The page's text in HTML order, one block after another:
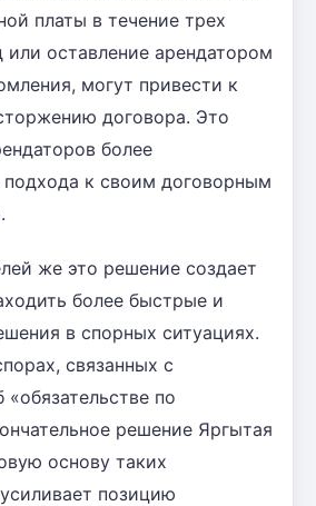
платы в течение трех
или оставление арендатором
могут привести к
договора. Это
более
подхода к своим договорным
же это решение создает
более быстрые и
в спорных ситуациях.
связанных с
по
решение Яргытая
основу таких
позицию